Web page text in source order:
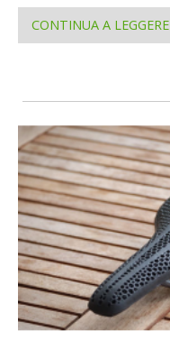
CONTINUA A LEGGERE